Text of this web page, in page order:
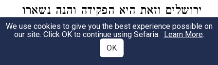
ירושלים וזאת היא הפקידה והנה נשארו
לחרבות ירושלים תשע עשרה והם
מלכות כורש הפרסי. וכשתחשוב מלכות
We use cookies to give you the best experience possible on
our site. Click OK to continue using Sefaria. Learn More.
OK